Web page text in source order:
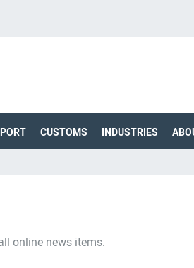
CUSTOMS INDUSTRIES
online news items.